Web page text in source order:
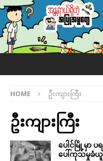
HOME ဦးကျားကြီး
ဦးကျားကြီး
ပေါင်မြို့မှာ
ပေါ်ကုသမှုခံယူ